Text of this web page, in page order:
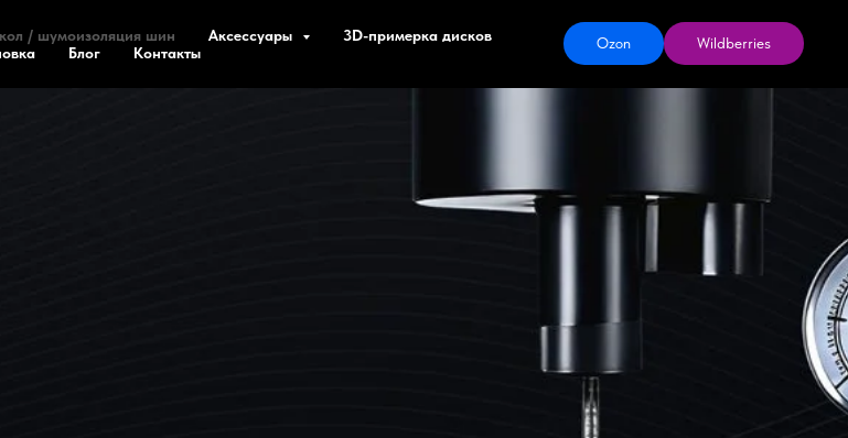
/ шумоизоляция шин Аксессуары
3D-примерка дисков
Блог Контакты
Ozon Wildberries